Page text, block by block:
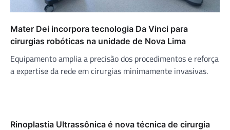
Mater Dei incorpora tecnologia Da Vinci para
cirurgias robóticas na unidade de Nova Lima
Equipamento amplia a precisão dos procedimentos e reforça
a expertise da rede em cirurgias minimamente invasivas.
Rinoplastia Ultrassônica é nova técnica de cirurgia